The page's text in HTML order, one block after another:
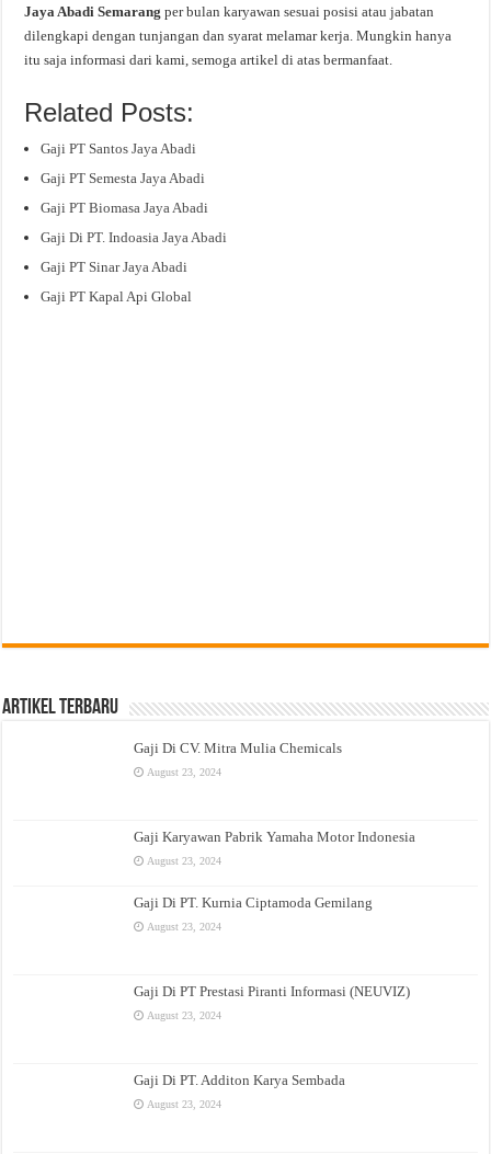
Jaya Abadi Semarangper bulan karyawan sesuai posisi atau jabatan
dilengkapi dengan tunjangan dan syarat melamar kerja. Mungkin hanya
itu saja informasi dari kami, semoga artikel di atas bermanfaat.
Related Posts:
Gaji PT Santos Jaya Abadi
Gaji PT Semesta Jaya Abadi
Gaji PT Biomasa Jaya Abadi
Gaji Di PT. Indoasia Jaya Abadi
Gaji PT Sinar Jaya Abadi
Gaji PT Kapal Api Global
Artikel Terbaru
Gaji Di CV. Mitra Mulia Chemicals
August 23, 2024
Gaji Karyawan Pabrik Yamaha Motor Indonesia
August 23, 2024
Gaji Di PT. Kurnia Ciptamoda Gemilang
August 23, 2024
Gaji Di PT Prestasi Piranti Informasi (NEUVIZ)
August 23, 2024
Gaji Di PT. Additon Karya Sembada
August 23, 2024